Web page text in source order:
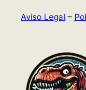
Aviso Legal –